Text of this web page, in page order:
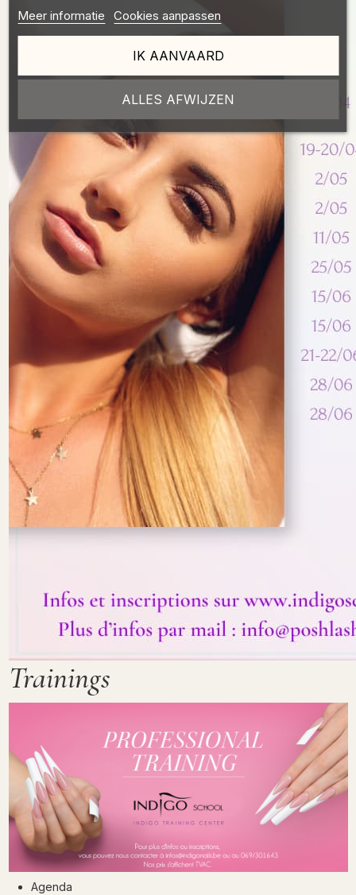
Trainings
Agenda
Meer informatie Cookies aanpassen
ALLES AFWIJZEN
IK AANVAARD